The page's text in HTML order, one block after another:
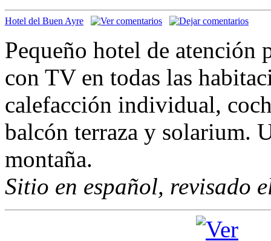
Hotel del Buen Ayre
Pequeño hotel de atención
con TV en todas las
calefacción individual,
balcón terraza y solarium.
montaña.
Sitio en español, revisado